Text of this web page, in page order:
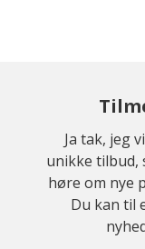
Ja tak, jeg
unikke tilbud,
høre om nye
Du kan til